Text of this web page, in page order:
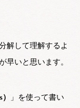
解して理解するよ
早いと思います。
」を使って書い